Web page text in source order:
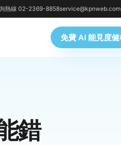
熱線 02-2369-8858service@kpnweb.com
免費 AI 能見度
錯